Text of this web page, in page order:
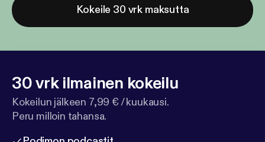
Kokeile 30 vrk maksutta
30 vrk ilmainen kokeilu
Kokeilun jälkeen 7,99 € / kuukausi.
Peru milloin tahansa.